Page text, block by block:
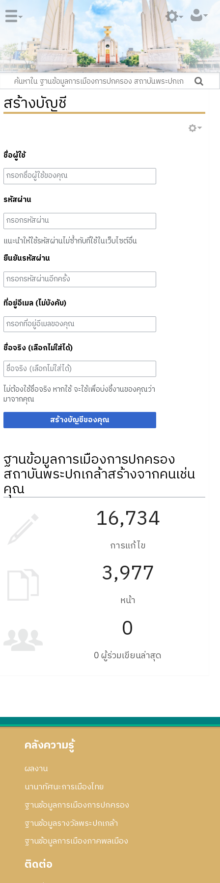
สร้างบัญชี
ชื่อผู้ใช้
รหัสผ่าน
แนะนำให้ใช้รหัสผ่านไม่ซ้ำกับที่ใช้ในเว็บไซต์อื่น
ยืนยันรหัสผ่าน
ที่อยู่อีเมล (ไม่บังคับ)
ชื่อจริง (เลือกไม่ใส่ได้)
ไม่ต้องใช้ชื่อจริง หากใช้ จะใช้เพื่อบ่งชี้งานของคุณว่า
มาจากคุณ
สร้างบัญชีของคุณ
ฐานข้อมูลการเมืองการปกครอง
สถาบันพระปกเกล้าสร้างจากคนเช่น
คุณ
16,734
การแก้ไข
3,977
หน้า
0
0 ผู้ร่วมเขียนล่าสุด
คลังความรู้
ผลงาน
นานาทัศนะการเมืองไทย
ฐานข้อมูลการเมืองการปกครอง
ฐานข้อมูลรางวัลพระปกเกล้า
ฐานข้อมูลการเมืองภาคพลเมือง
ติดต่อ